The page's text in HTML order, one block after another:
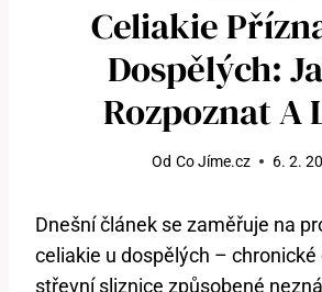
Celiakie
Dospělých:
Rozpoznat A
Od Co Jíme.cz 6. 2.
Dnešní článek se zaměřuje na
celiakie u dospělých –
střevní sliznice způsobené